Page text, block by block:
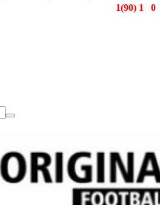
1(90) 1
0